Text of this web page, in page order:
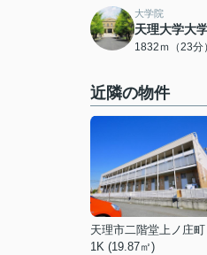
大学院
天理大学大
1832ｍ（23分）
近隣の物件
天理市二階堂上ノ庄町
1K (19.87㎡)